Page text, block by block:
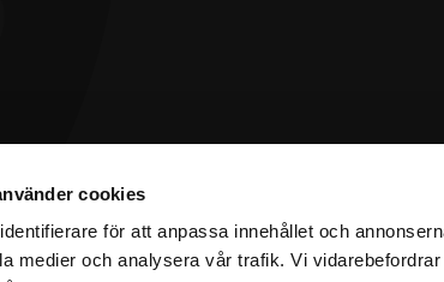
cookies
för att anpassa innehållet och
medier och analysera vår trafik. Vi